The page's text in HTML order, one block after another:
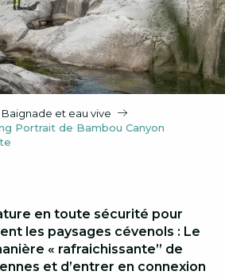
Baignade et eau vive
Portrait de Bambou Canyon
en toute sécurité pour
les paysages cévenols : Le
« rafraichissante” de
et d’entrer en connexion